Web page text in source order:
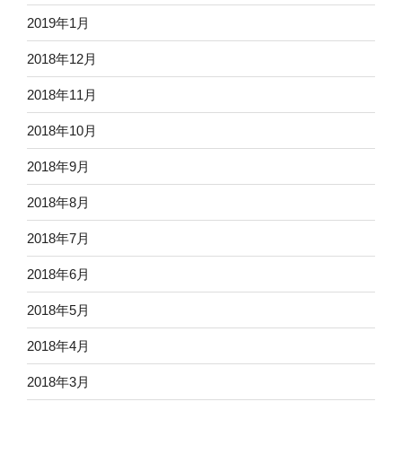
2019年1月
2018年12月
2018年11月
2018年10月
2018年9月
2018年8月
2018年7月
2018年6月
2018年5月
2018年4月
2018年3月